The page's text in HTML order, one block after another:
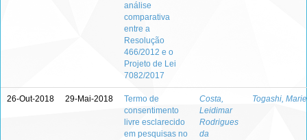
análise
comparativa
entre a
Resolução
466/2012 e o
Projeto de Lei
7082/2017
26-Out-2018 29-Mai-2018
Termo de
consentimento
livre esclarecido
em pesquisas no
Costa,
Leidimar
Rodrigues
da
Togashi, Marie